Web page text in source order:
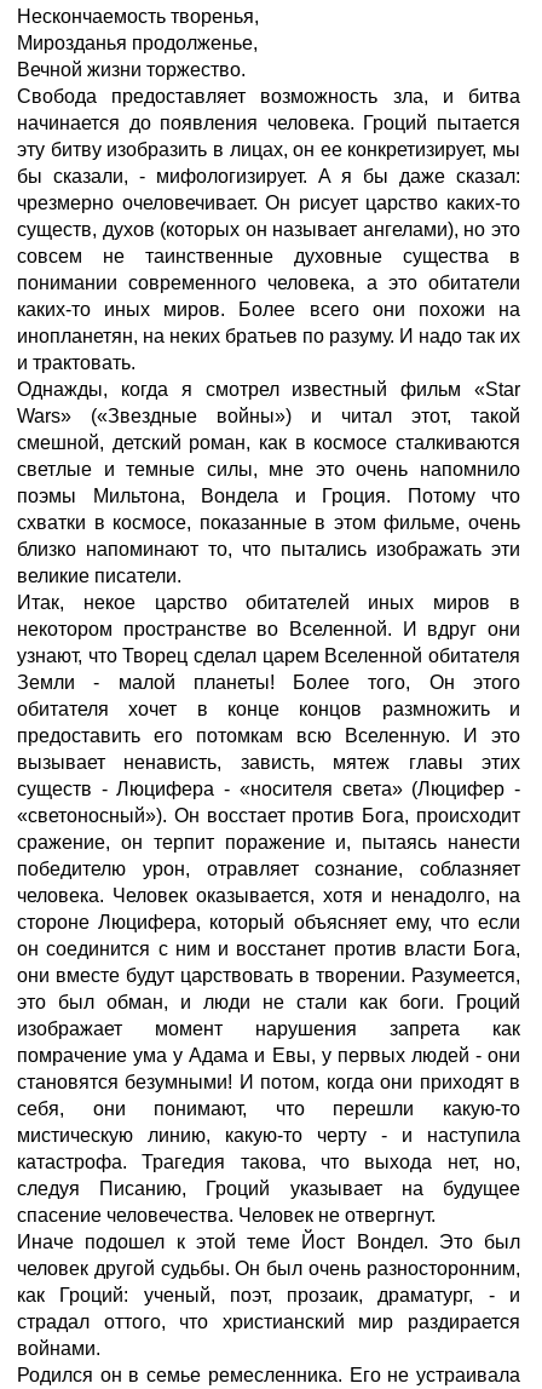
Нескончаемость творенья,
Мирозданья продолженье,
Вечной жизни торжество.
Свобода предоставляет возможность зла, и битва
начинается до появления человека. Гроций пытается
эту битву изобразить в лицах, он ее конкретизирует, мы
бы сказали, - мифологизирует. А я бы даже сказал:
чрезмерно очеловечивает. Он рисует царство каких-то
существ, духов (которых он называет ангелами), но это
совсем не таинственные духовные существа в
понимании современного человека, а это обитатели
каких-то иных миров. Более всего они похожи на
инопланетян, на неких братьев по разуму. И надо так их
и трактовать.
Однажды, когда я смотрел известный фильм «Star
Wars» («Звездные войны») и читал этот, такой
смешной, детский роман, как в космосе сталкиваются
светлые и темные силы, мне это очень напомнило
поэмы Мильтона, Вондела и Гроция. Потому что
схватки в космосе, показанные в этом фильме, очень
близко напоминают то, что пытались изображать эти
великие писатели.
Итак, некое царство обитателей иных миров в
некотором пространстве во Вселенной. И вдруг они
узнают, что Творец сделал царем Вселенной обитателя
Земли - малой планеты! Более того, Он этого
обитателя хочет в конце концов размножить и
предоставить его потомкам всю Вселенную. И это
вызывает ненависть, зависть, мятеж главы этих
существ - Люцифера - «носителя света» (Люцифер -
«светоносный»). Он восстает против Бога, происходит
сражение, он терпит поражение и, пытаясь нанести
победителю урон, отравляет сознание, соблазняет
человека. Человек оказывается, хотя и ненадолго, на
стороне Люцифера, который объясняет ему, что если
он соединится с ним и восстанет против власти Бога,
они вместе будут царствовать в творении. Разумеется,
это был обман, и люди не стали как боги. Гроций
изображает момент нарушения запрета как
помрачение ума у Адама и Евы, у первых людей - они
становятся безумными! И потом, когда они приходят в
себя, они понимают, что перешли какую-то
мистическую линию, какую-то черту - и наступила
катастрофа. Трагедия такова, что выхода нет, но,
следуя Писанию, Гроций указывает на будущее
спасение человечества. Человек не отвергнут.
Иначе подошел к этой теме Йост Вондел. Это был
человек другой судьбы. Он был очень разносторонним,
как Гроций: ученый, поэт, прозаик, драматург, - и
страдал оттого, что христианский мир раздирается
войнами.
Родился он в семье ремесленника. Его не устраивала